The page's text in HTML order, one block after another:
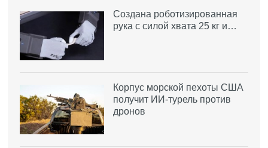
Создана роботизированная
рука с силой хвата 25 кг и…
Корпус морской пехоты США
получит ИИ-турель против
дронов